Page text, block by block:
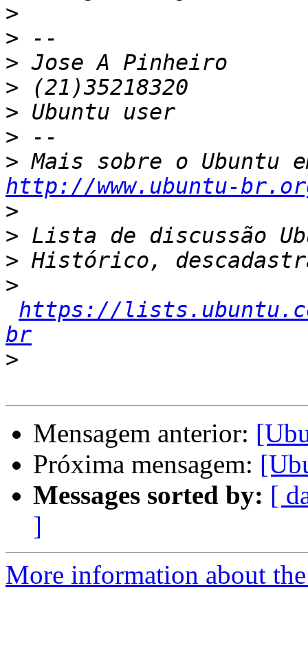
>
>
>
>
>
>
>
http://www.ubuntu-
>
>
>
>
https://
br
>
Mensagem anterior:
Próxima mensagem:
Messages sorted by: [
]
More information about